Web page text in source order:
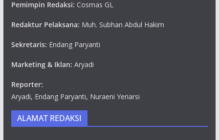
Pemimpin Redaksi: Cosmas GL
Redaktur Pelaksana: Muh. Subhan Abdul Hakim
Sekretaris: Endang Paryanti
Marketing & Iklan: Aryadi
Reporter:
Aryadi, Endang Paryanti, Nuraeni Yeriarsi
ALAMAT REDAKSI